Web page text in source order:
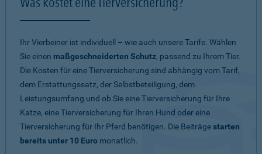
Ihr Vierbeiner ist individuell – wie auch unsere Tarife. Wählen
Sie einen maßgeschneiderten Schutz, passend zu Ihrem Tier.
Die Kosten für eine Tierversicherung sind abhängig vom Tarif,
dem Erstattungssatz, der Selbstbeteiligung, dem
Leistungsumfang und ob Sie eine Tierversicherung für Ihre
Katze, eine Tierversicherung für Ihren Hund oder eine
Tierversicherung für Ihr Pferd benötigen. Die Beiträgestarten
bereits unter 10 Euro monatlich.